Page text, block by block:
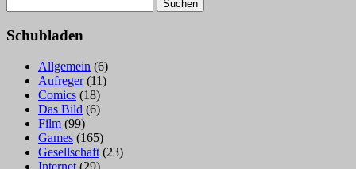
nach:
Schubladen
Allgemein (6)
Aufreger(11)
Comics (18)
Das Bild (6)
Film (99)
Games (165)
Gesellschaft (23)
Internet (29)